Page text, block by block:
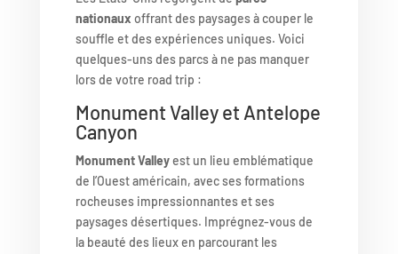
nationaux offrant des paysages à couper le
souffle et des expériences uniques. Voici
quelques-uns des parcs à ne pas manquer
lors de votre road trip :
Monument Valley et Antelope
Canyon
Monument Valleyest un lieu emblématique
de l’Ouest américain, avec ses formations
rocheuses impressionnantes et ses
paysages désertiques. Imprégnez-vous de
la beauté des lieux en parcourant les